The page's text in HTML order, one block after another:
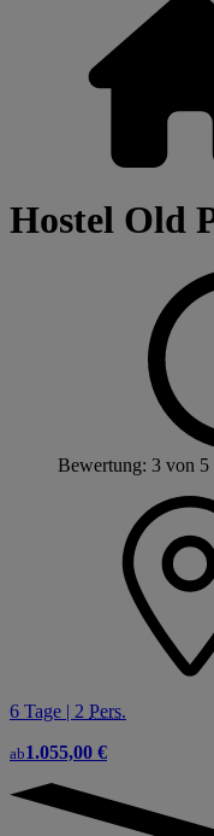
Hostel Old
Bewertung: 3 von 5
6 Tage | 2 Pers.
ab1.055,00 €